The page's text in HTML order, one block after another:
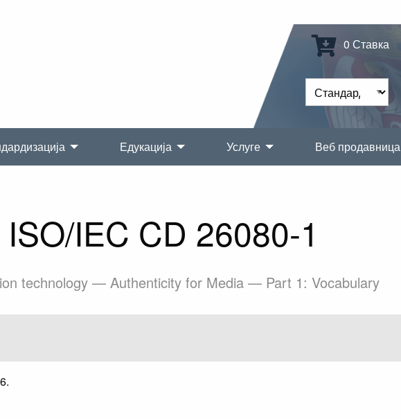
0 Ставка
Едукација Услуге Веб продавница
ISO/IEC CD 26080-1
technology — Authenticity for Media — Part 1: Vocabulary